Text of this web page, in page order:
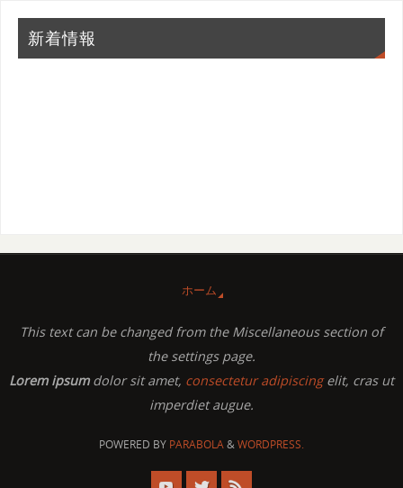
新着情報
ホーム
This text can be changed from the Miscellaneous section of
the settings page.
Lorem ipsumdolor sit amet, consectetur adipiscingelit, cras ut
imperdiet augue.
POWERED BY PARABOLA&WORDPRESS.